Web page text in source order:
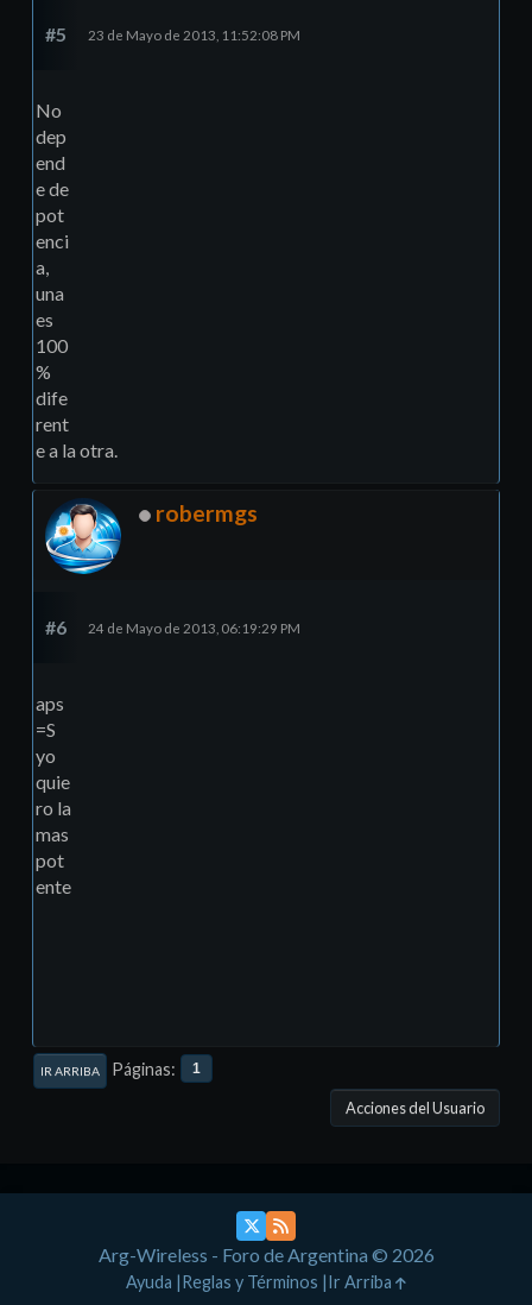
#5 23 de Mayo de 2013, 11:52:08 PM
No
dep
end
e de
pot
enci
a,
una
es
100
%
dife
rent
e a la otra.
robermgs
#6 24 de Mayo de 2013, 06:19:29 PM
aps
=S
yo
quie
ro la
mas
pot
ente
IR ARRIBA Páginas 1
Acciones del Usuario
Arg-Wireless - Foro de Argentina © 2026
Ayuda Reglas y Términos Ir Arriba